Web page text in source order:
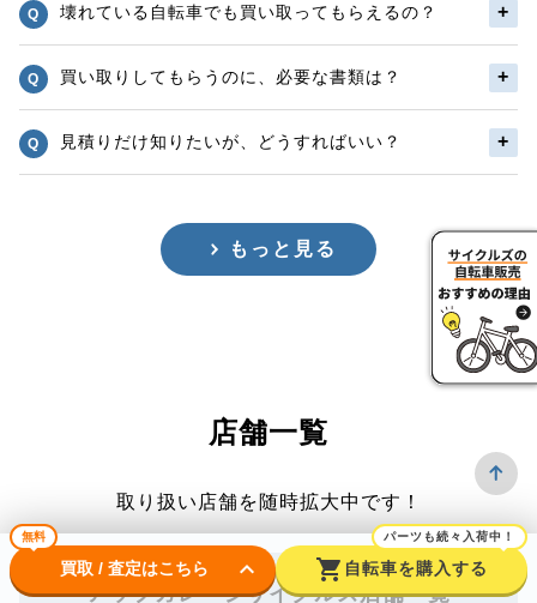
壊れている自転車でも買い取ってもらえるの？
買い取りしてもらうのに、必要な書類は？
見積りだけ知りたいが、どうすればいい？
もっと見る
店舗一覧
取り扱い店舗を随時拡大中です！
アップガレージサイクルズ店舗一覧
無料
買取 / 査定はこちら keyboard_arrow_down shopping_cart
パーツも続々入荷中！
自転車を購入する